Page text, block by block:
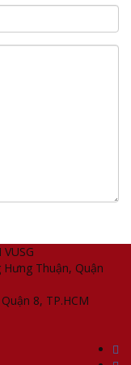
Thuận, Quận
8, TP.HCM